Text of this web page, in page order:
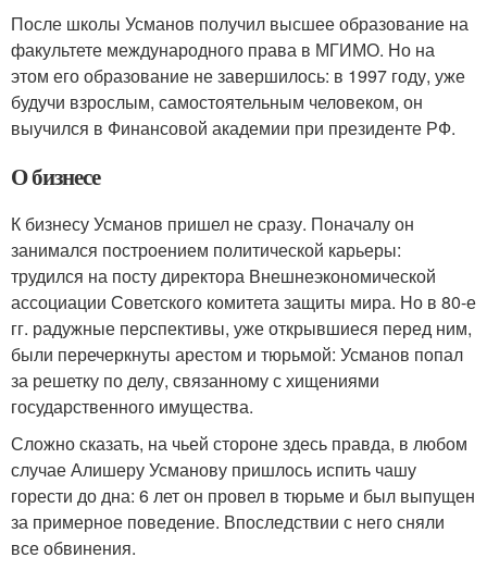
После школы Усманов получил высшее образование на
факультете международного права в МГИМО. Но на
этом его образование не завершилось: в 1997 году, уже
будучи взрослым, самостоятельным человеком, он
выучился в Финансовой академии при президенте РФ.
О бизнесе
К бизнесу Усманов пришел не сразу. Поначалу он
занимался построением политической карьеры:
трудился на посту директора Внешнеэкономической
ассоциации Советского комитета защиты мира. Но в 80-е
гг. радужные перспективы, уже открывшиеся перед ним,
были перечеркнуты арестом и тюрьмой: Усманов попал
за решетку по делу, связанному с хищениями
государственного имущества.
Сложно сказать, на чьей стороне здесь правда, в любом
случае Алишеру Усманову пришлось испить чашу
горести до дна: 6 лет он провел в тюрьме и был выпущен
за примерное поведение. Впоследствии с него сняли
все обвинения.